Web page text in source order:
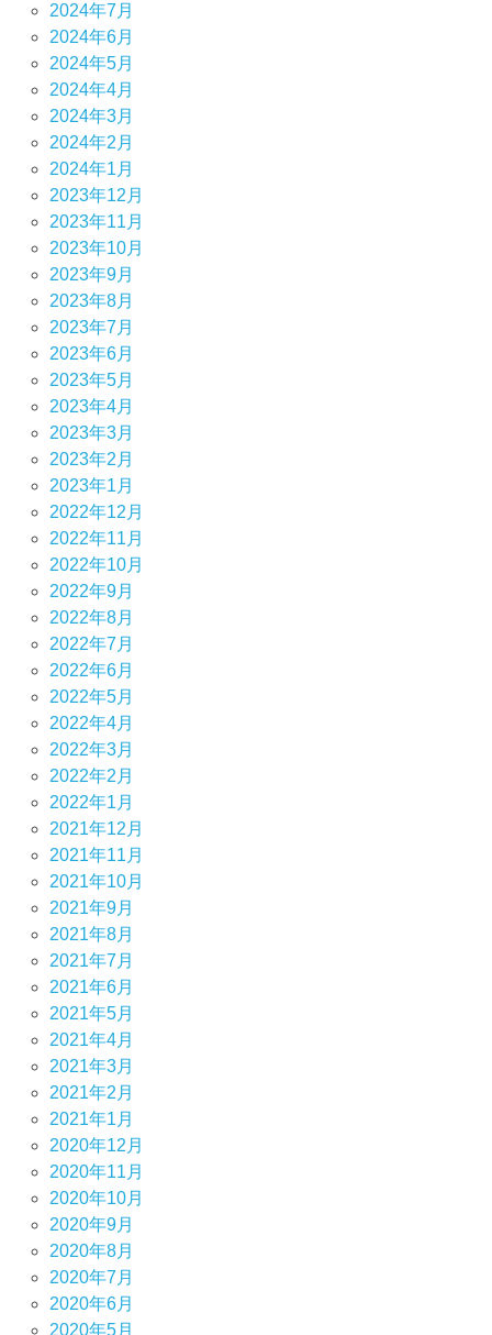
2024年7月
2024年6月
2024年5月
2024年4月
2024年3月
2024年2月
2024年1月
2023年12月
2023年11月
2023年10月
2023年9月
2023年8月
2023年7月
2023年6月
2023年5月
2023年4月
2023年3月
2023年2月
2023年1月
2022年12月
2022年11月
2022年10月
2022年9月
2022年8月
2022年7月
2022年6月
2022年5月
2022年4月
2022年3月
2022年2月
2022年1月
2021年12月
2021年11月
2021年10月
2021年9月
2021年8月
2021年7月
2021年6月
2021年5月
2021年4月
2021年3月
2021年2月
2021年1月
2020年12月
2020年11月
2020年10月
2020年9月
2020年8月
2020年7月
2020年6月
2020年5月